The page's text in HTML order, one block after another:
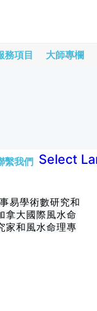
務項目 大師專欄
繫我們 Select
易學術數研究和
拿大國際風水命
家和風水命理專